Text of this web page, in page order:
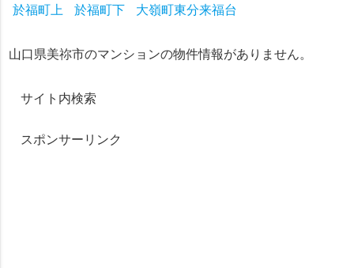
於福町上
於福町下 大嶺町東分来福台
山口県美祢市のマンションの物件情報がありません。
サイト内検索
スポンサーリンク